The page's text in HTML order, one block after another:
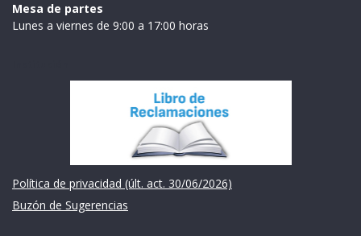
Mesa de partes
Lunes a viernes de 9:00 a 17:00 horas
Política de privacidad (últ. act. 30/06/2026)
Buzón de Sugerencias